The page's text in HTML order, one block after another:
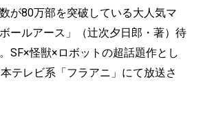
が80万部を突破している大人気マ
ールアース」（辻次夕日郎・著）待
SF×怪獣×ロボットの超話題作とし
テレビ系「フラアニ」にて放送さ